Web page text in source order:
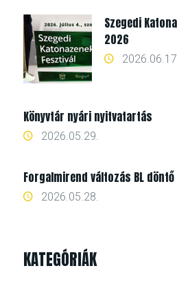
Szegedi
2026
Könyvtár nyári nyitvatartás
2026.05.29.
Forgalmirend változás BL
2026.05.28.
KATEGÓRIÁK